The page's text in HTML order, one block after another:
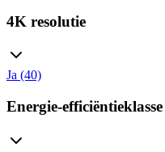
4K resolutie
Ja (40)
Energie-efficiëntieklasse